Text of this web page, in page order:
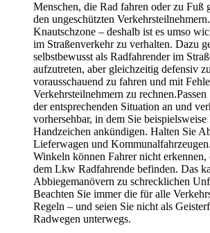
Menschen, die Rad fahren oder zu Fuß
den ungeschützten
Knautschzone – deshalb ist es umso
im Straßenverkehr zu verhalten. Dazu
selbstbewusst als Radfahrender im
aufzutreten, aber gleichzeitig defensiv
vorausschauend zu fahren und mit
Verkehrsteilnehmern zu
der entsprechenden Situation an und
vorhersehbar, in dem Sie
Handzeichen ankündigen. Halten Sie
Lieferwagen und
Winkeln können Fahrer nicht erkennen,
dem Lkw Radfahrende befinden. Das
Abbiegemanövern zu schrecklichen
Beachten Sie immer die für alle
Regeln – und seien Sie nicht als
Radwegen unterwegs.